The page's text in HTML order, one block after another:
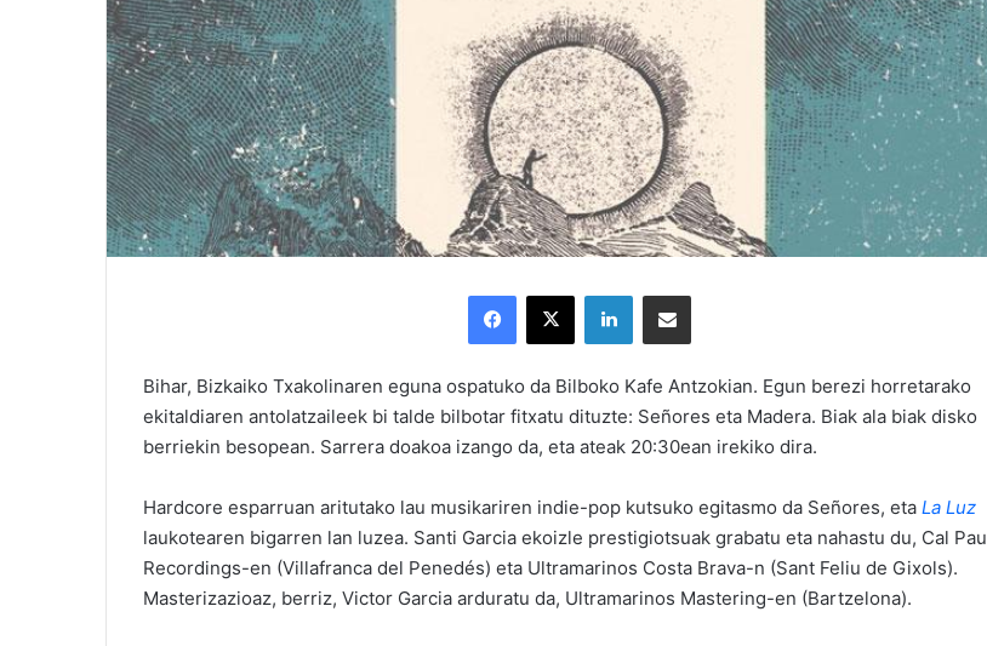
Bihar, Bizkaiko Txakolinaren eguna ospatuko da Bilboko Kafe Antzokian. Egun berezi horretarako
ekitaldiaren antolatzaileek bi talde bilbotar fitxatu dituzte: Señores eta Madera. Biak ala biak disko
berriekin besopean. Sarrera doakoa izango da, eta ateak 20:30ean irekiko dira.
Hardcore esparruan aritutako lau musikariren indie-pop kutsuko egitasmo da Señores, eta La Luz
laukotearen bigarren lan luzea. Santi Garcia ekoizle prestigiotsuak grabatu eta nahastu du, Cal Pau
Recordings-en (Villafranca del Penedés) eta Ultramarinos Costa Brava-n (Sant Feliu de Gixols).
Masterizazioaz, berriz, Victor Garcia arduratu da, Ultramarinos Mastering-en (Bartzelona).